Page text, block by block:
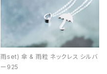
雨set) 傘 & 雨粒 ネックレス シルバ
ー925